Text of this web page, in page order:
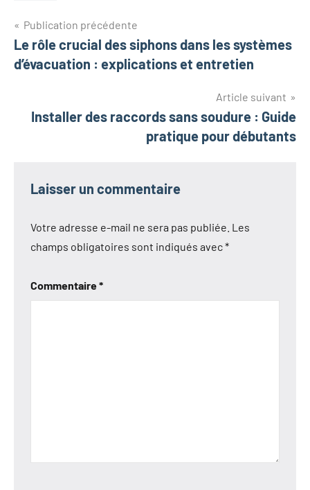
Navigation
de
Publication précédente
Le rôle crucial des siphons dans les systèmes
d’évacuation : explications et entretien
Article suivant
Installer des raccords sans soudure : Guide
pratique pour débutants
Laisser un commentaire
Votre adresse e-mail ne sera pas publiée. Les
champs obligatoires sont indiqués avec*
Commentaire*